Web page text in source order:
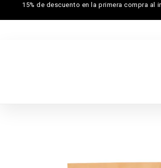
15% de descuento en la primera compra al